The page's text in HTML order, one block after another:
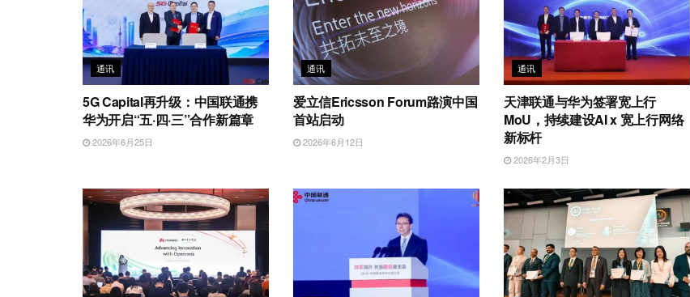
通讯
5G Capital再升级：中国联通携
华为开启“五·四·三”合作新篇章
2026年6月25日
通讯
爱立信Ericsson Forum路演中国
首站启动
2026年6月12日
通讯
天津联通与华为签署宽上行
MoU，持续建设AI x 宽上行网络
新标杆
2026年2月3日